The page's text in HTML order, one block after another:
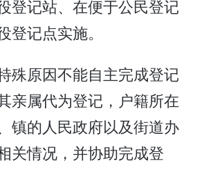
登记站、在便于公民登记
登记点实施。
殊原因不能自主完成登记
亲属代为登记，户籍所在
镇的人民政府以及街道办
关情况，并协助完成登